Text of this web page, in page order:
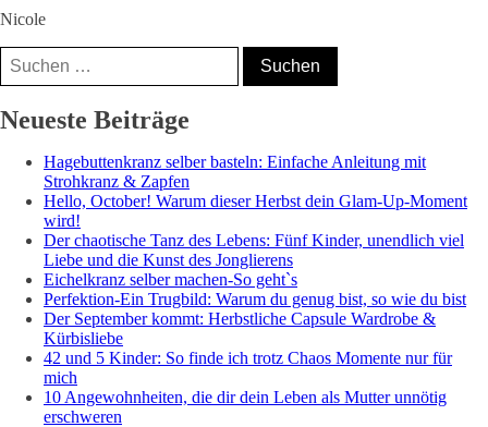
Nicole
Suchen
nach:
Nicole, Mama⁵,
Coach
Neueste Beiträge
Hagebuttenkranz selber basteln: Einfache Anleitung mit
Strohkranz & Zapfen
Hello, October! Warum dieser Herbst dein Glam-Up-Moment
wird!
Der chaotische Tanz des Lebens: Fünf Kinder, unendlich viel
Liebe und die Kunst des Jonglierens
Eichelkranz selber machen-So geht`s
Perfektion-Ein Trugbild: Warum du genug bist, so wie du bist
Der September kommt: Herbstliche Capsule Wardrobe &
Kürbisliebe
42 und 5 Kinder: So finde ich trotz Chaos Momente nur für
mich
10 Angewohnheiten, die dir dein Leben als Mutter unnötig
erschweren